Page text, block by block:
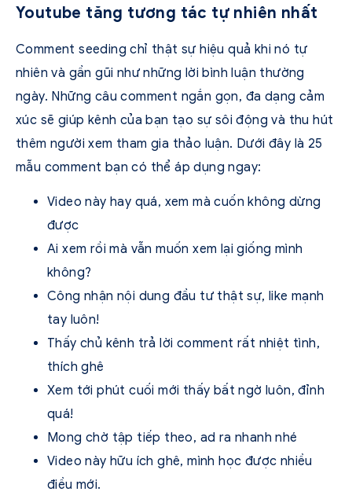
Youtube tăng tương tác tự nhiên nhất
Comment seeding chỉ thật sự hiệu quả khi nó tự
nhiên và gần gũi như những lời bình luận thường
ngày. Những câu comment ngắn gọn, đa dạng cảm
xúc sẽ giúp kênh của bạn tạo sự sôi động và thu hút
thêm người xem tham gia thảo luận. Dưới đây là 25
mẫu comment bạn có thể áp dụng ngay:
Video này hay quá, xem mà cuốn không dừng
được
Ai xem rồi mà vẫn muốn xem lại giống mình
không?
Công nhận nội dung đầu tư thật sự, like mạnh
tay luôn!
Thấy chủ kênh trả lời comment rất nhiệt tình,
thích ghê
Xem tới phút cuối mới thấy bất ngờ luôn, đỉnh
quá!
Mong chờ tập tiếp theo, ad ra nhanh nhé
Video này hữu ích ghê, mình học được nhiều
điều mới.